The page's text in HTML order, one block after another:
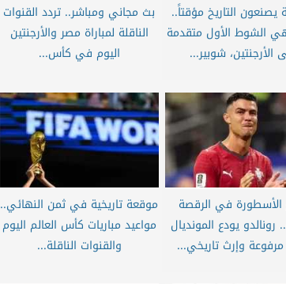
يصنعون التاريخ مؤقتاً..
الشوط الأول متقدمة
الأرجنتين، شوبير...
بث مجاني ومباشر.. تردد القنوات
الناقلة لمباراة مصر والأرجنتين
اليوم في كأس...
في الرقصة
رونالدو يودع المونديال
وإرث تاريخي...
موقعة تاريخية في ثمن النهائي..
مواعيد مباريات كأس العالم اليوم
والقنوات الناقلة...